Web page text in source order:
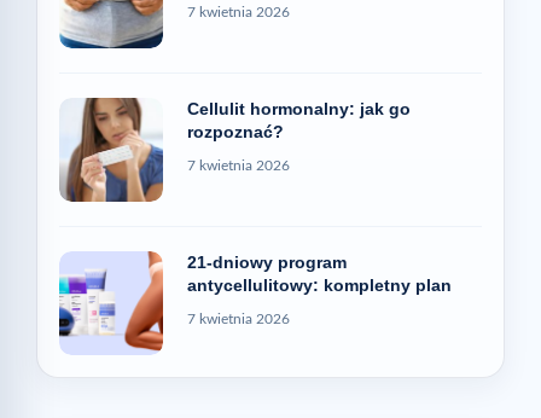
7 kwietnia 2026
Cellulit hormonalny: jak go
rozpoznać?
7 kwietnia 2026
21-dniowy program
antycellulitowy: kompletny plan
7 kwietnia 2026